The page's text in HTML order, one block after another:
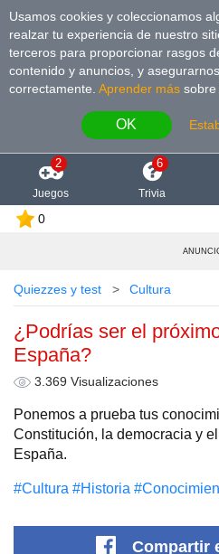
Usamos cookies y coleccionamos
realzar tu experiencia de nuestro
terceros para proporcionar rasgos
contenido y anuncios, y
correctamente. Aprender más sobre
OK
2
Juegos
6
Trivia
0
Quiezzes y test Cultura
¿Podrías ser el
España?
3.369 Visualizaciones
Ponemos a prueba tus
Constitución, la democracia y
España.
#Cultura #Historia
Compartir